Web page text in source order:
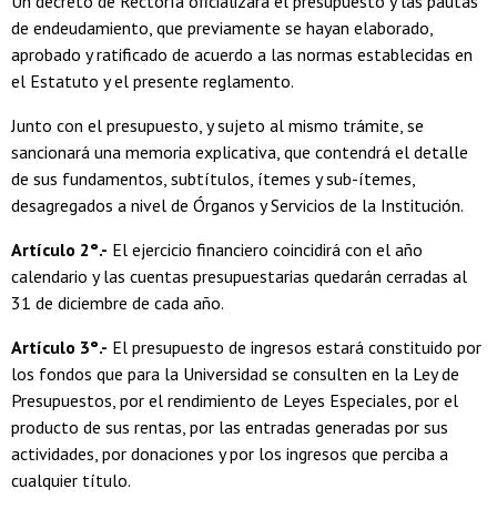
de endeudamiento, que previamente se hayan elaborado,
aprobado y ratificado de acuerdo a las normas establecidas en
el Estatuto y el presente reglamento.
Junto con el presupuesto, y sujeto al mismo trámite, se
sancionará una memoria explicativa, que contendrá el detalle
de sus fundamentos, subtítulos, ítemes y sub-ítemes,
desagregados a nivel de Órganos y Servicios de la Institución.
Artículo 2°.- El ejercicio financiero coincidirá con el año
calendario y las cuentas presupuestarias quedarán cerradas al
31 de diciembre de cada año.
Artículo 3°.- El presupuesto de ingresos estará constituido por
los fondos que para la Universidad se consulten en la Ley de
Presupuestos, por el rendimiento de Leyes Especiales, por el
producto de sus rentas, por las entradas generadas por sus
actividades, por donaciones y por los ingresos que perciba a
cualquier título.